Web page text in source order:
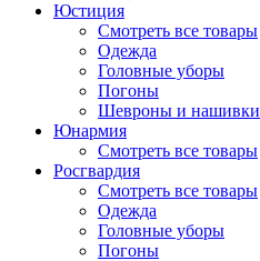
Юстиция
Смотреть все товары
Одежда
Головные уборы
Погоны
Шевроны и нашивки
Юнармия
Смотреть все товары
Росгвардия
Смотреть все товары
Одежда
Головные уборы
Погоны